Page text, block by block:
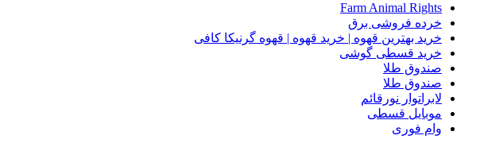
Farm Animal Rights
خرده فروشی برق
خرید بهترین قهوه | خرید قهوه | قهوه گرنیکا کافی
خرید قسطی گوشی
صندوق طلا
صندوق طلا
لابراتوار نورقائم
موبایل قسطی
وام فوری